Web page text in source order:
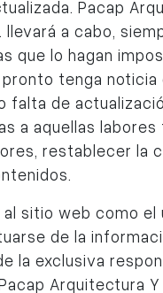
Pacap
a cabo,
que lo hagan
tenga noticia
falta de
a aquellas labores
restablecer la
sitio web como el
de la
la exclusiva
Arquitectura